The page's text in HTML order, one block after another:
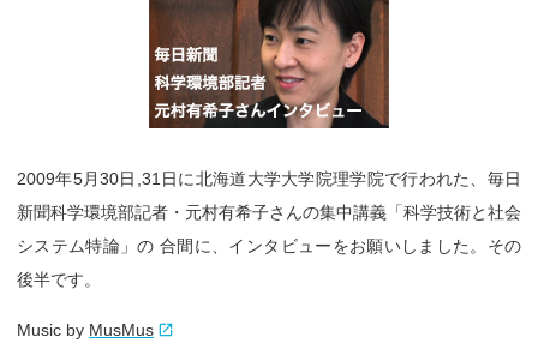
2009年5月30日,31日に北海道大学大学院理学院で行われた、毎日
新聞科学環境部記者・元村有希子さんの集中講義「科学技術と社会
システム特論」の 合間に、インタビューをお願いしました。その
後半です。
Music by MusMus